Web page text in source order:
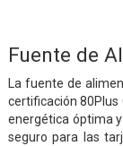
Fuente de
La fuente de
certificación 80Plus
energética óptima
seguro para las